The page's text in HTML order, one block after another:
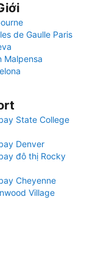
de Gaulle Paris
Malpensa
State College
Denver
đô thị Rocky
Cheyenne
Village